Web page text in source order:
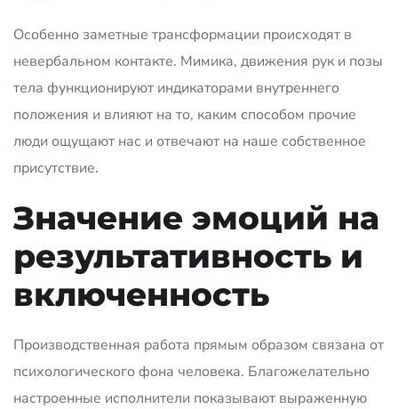
Особенно заметные трансформации происходят в
невербальном контакте. Мимика, движения рук и позы
тела функционируют индикаторами внутреннего
положения и влияют на то, каким способом прочие
люди ощущают нас и отвечают на наше собственное
присутствие.
Значение эмоций на
результативность и
включенность
Производственная работа прямым образом связана от
психологического фона человека. Благожелательно
настроенные исполнители показывают выраженную